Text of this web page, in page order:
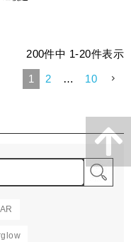
200件中 1-20件表示
1 2 … 10